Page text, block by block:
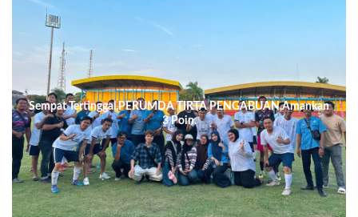
Sempat Tertinggal,PERUMDA TIRTA PENGABUAN,Amankan
3 Poin.